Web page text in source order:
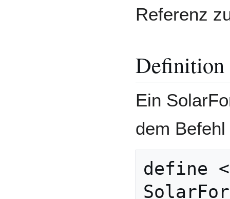
Referenz
Definition
Ein
dem Befehl
define